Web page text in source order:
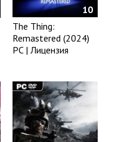
10
The Thing:
Remastered (2024)
PC | Лицензия